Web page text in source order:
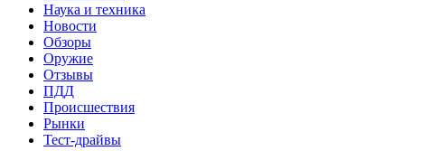
Наука и техника
Новости
Обзоры
Оружие
Отзывы
ПДД
Происшествия
Рынки
Тест-драйвы